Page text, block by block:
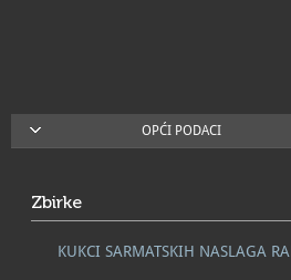
OPĆI PODACI
Zbirke
KUKCI SARMATSKIH NASLAGA